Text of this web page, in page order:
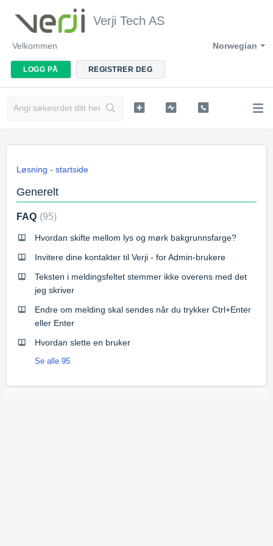
Verji Tech AS
Norwegian
Velkommen
LOGG PÅ REGISTRER DEG
Løsning - startside
Generelt
FAQ 95
Hvordan skifte mellom lys og mørk bakgrunnsfarge?
Invitere dine kontakter til Verji - for Admin-brukere
Teksten i meldingsfeltet stemmer ikke overens med det
jeg skriver
Endre om melding skal sendes når du trykker Ctrl+Enter
eller Enter
Hvordan slette en bruker
Se alle 95